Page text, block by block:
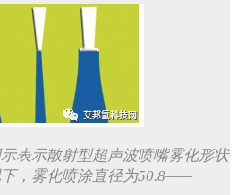
示表示散射型超声波喷嘴雾化形状
下，雾化喷涂直径为50.8——